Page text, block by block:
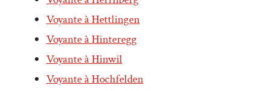
Voyante à Hettlingen
Voyante à Hinteregg
Voyante à Hinwil
Voyante à Hochfelden